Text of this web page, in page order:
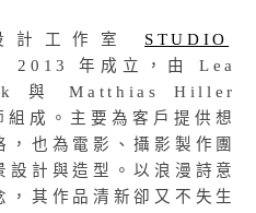
計工作室 STUDIO
2013 年成立，由 Lea
與 Matthias Hiller
組成。主要為客戶提供想
也為電影、攝影製作團
設計與造型。以浪漫詩意
，其作品清新卻又不失生